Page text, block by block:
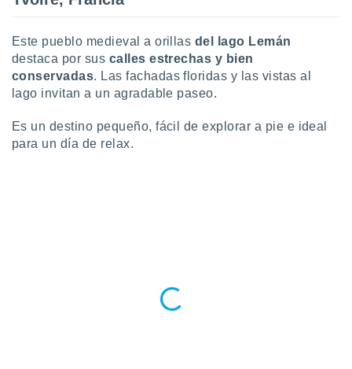
e
mediante
Este pueblo medieval a orillas del lago Lemán
destaca por sus calles estrechas y bien
conservadas. Las fachadas floridas y las vistas al
lago invitan a un agradable paseo.
Es un destino pequeño, fácil de explorar a pie e ideal
para un día de relax.